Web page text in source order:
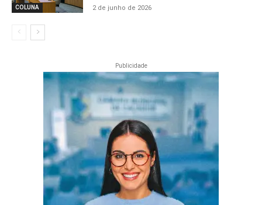
COLUNA 2 de junho de 2026
Publicidade